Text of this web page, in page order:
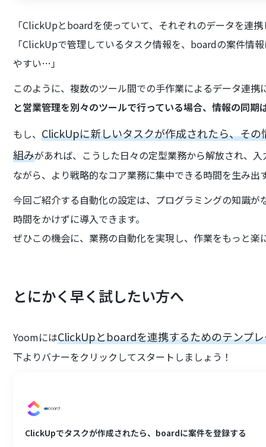
「ClickUpとboardを使っていて、それぞれのデータを連
「ClickUpで管理しているタスク情報を、boardの案件情
やすい…」
このように、複数のツール間での手作業によるデータ連
と営業管理を別々のツールで行っている場合、情報の同
もし、ClickUpに新しいタスクが作成されたら、そ
組みがあれば、こうした日々の定型業務から解放され、
ながら、より戦略的なコア業務に集中できる時間を生み出
今回ご紹介する自動化の設定は、プログラミングの知識
時間をかけずに導入できます。
ぜひこの機会に、業務の自動化を実現し、作業をもっと楽
とにかく早く試したい方へ
YoomにはClickUpとboardを連携するためのテンプ
下よりバナーをクリックしてスタートしましょう！
ClickUpでタスクが作成されたら、boardに案件を登録する